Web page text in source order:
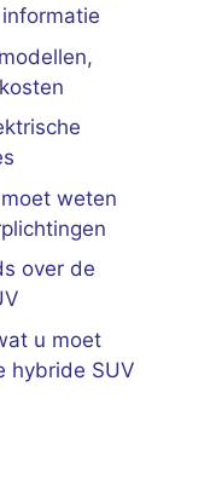
weten
over de
u moet
hybride SUV